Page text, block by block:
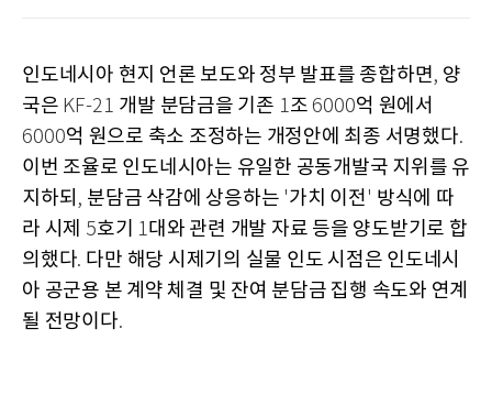
인도네시아 현지 언론 보도와 정부 발표를 종합하면, 양
국은 KF-21 개발 분담금을 기존 1조 6000억 원에서
6000억 원으로 축소 조정하는 개정안에 최종 서명했다.
이번 조율로 인도네시아는 유일한 공동개발국 지위를 유
지하되 , 분담금 삭감에 상응하는 '가치 이전' 방식에 따
라 시제 5호기 1대와 관련 개발 자료 등을 양도받기로 합
의했다. 다만 해당 시제기의 실물 인도 시점은 인도네시
아 공군용 본 계약 체결 및 잔여 분담금 집행 속도와 연계
될 전망이다.